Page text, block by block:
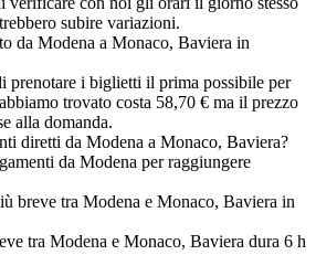
subire variazioni.
da Modena a Monaco, Baviera in
prenotare i biglietti il prima possibile per
trovato costa 58,70 € ma il prezzo
alla domanda.
diretti da Modena a Monaco, Baviera?
da Modena per raggiungere
breve tra Modena e Monaco, Baviera in
tra Modena e Monaco, Baviera dura 6 h